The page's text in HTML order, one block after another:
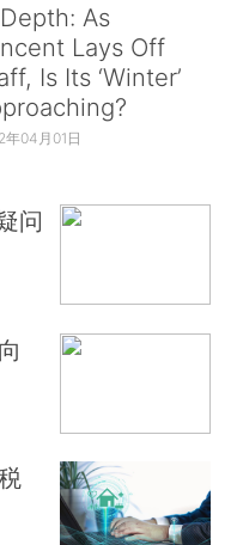
As
Lays Off
Is Its ‘Winter’
年04月01日
问